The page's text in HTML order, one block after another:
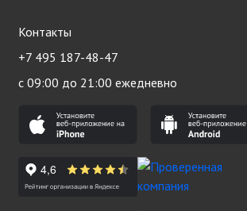
Контакты
+7 495 187-48-47
с 09:00 до 21:00 ежедневно